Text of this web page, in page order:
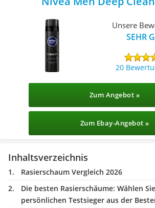
Unsere
SEHR
20
Zum Angebot »
Zum Ebay-Angebot »
Inhaltsverzeichnis
Rasierschaum Vergleich 2026
Die besten Rasierschäume: Wählen
persönlichen Testsieger aus der